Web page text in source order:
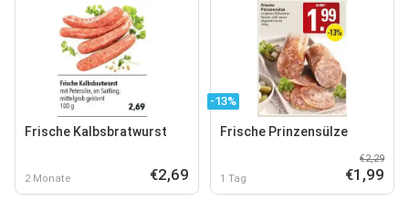
Frische Kalbsbratwurst
2 Monate €2,69
-13%
Frische Prinzensülze
1 Tag
€2,29
€1,99